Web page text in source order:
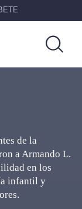
de la
a Armando L.
en los
infantil y